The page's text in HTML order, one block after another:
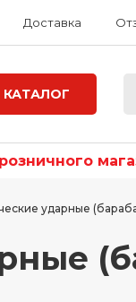
Доставка
КАТАЛОГ
ударные